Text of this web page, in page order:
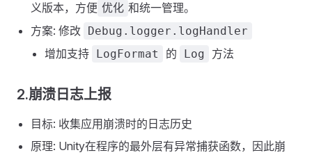
义版本，方便 优化 和统一管理。
方案: 修改 Debug.logger.logHandler
增加支持 LogFormat 的 Log 方法
2.崩溃日志上报
目标: 收集应用崩溃时的日志历史
原理: Unity在程序的最外层有异常捕获函数，因此崩